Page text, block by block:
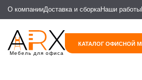
О компанииДоставка и сборкаНаши работы
Мебель для офиса
КАТАЛОГ ОФИСНОЙ